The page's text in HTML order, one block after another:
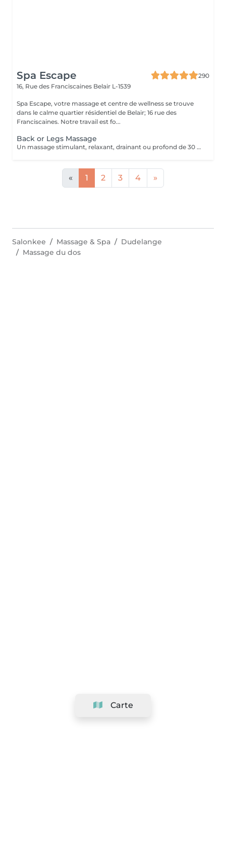
Spa Escape
290
16, Rue des Franciscaines Belair L-1539
Spa Escape, votre massage et centre de wellness se trouve
dans le calme quartier résidentiel de Belair; 16 rue des
Franciscaines. Notre travail est fo...
Back or Legs Massage
Un massage stimulant, relaxant, drainant ou profond de 30 à 45 minutes sur le visage, le dos ou les jambes, selon vos besoins personnels. Ce traitement commence par un rafraîchissement des pieds aux huiles essentielles et des mouvements d'accu-pression appliqués aux pieds. Pression légère à moyenne.
« 1 2 3 4 »
Carte
Salonkee Massage & Spa
Dudelange
Massage du dos